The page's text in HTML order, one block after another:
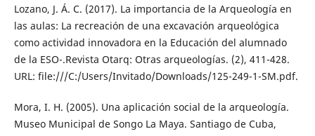
Lozano, J. Á. C. (2017). La importancia de la Arqueología en
las aulas: La recreación de una excavación arqueológica
como actividad innovadora en la Educación del alumnado
de la ESO-.Revista Otarq: Otras arqueologías. (2), 411-428.
URL: file:///C:/Users/Invitado/Downloads/125-249-1-SM.pdf.
Mora, I. H. (2005). Una aplicación social de la arqueología.
Museo Municipal de Songo La Maya. Santiago de Cuba,